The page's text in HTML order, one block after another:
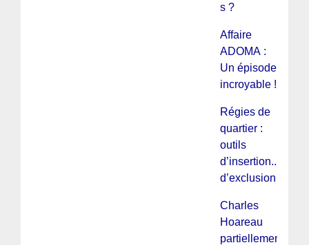
s ?
Affaire
ADOMA :
Un épisode
incroyable !
Régies de
quartier :
outils
d’insertion...ou
d’exclusion ?
Charles
Hoareau
partiellement